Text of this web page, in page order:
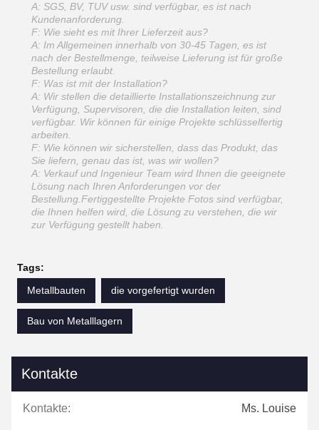
A: SGS, BV, TUV usw. sind verfügbar, es ist nach
Kundenanforderung.
F: Wie sieht es mit Ihrer Lieferzeit aus?
A: Im Allgemeinen innerhalb von 30-45 Tagen, es ist
nach der Bestellmenge, teilweise Lieferung ist für große
Bestellung erlaubt.
F: Was ist mit der Installation?
A: Wir stellen die detaillierte Installationszeichnung zur
Verfügung, Supervisoren, die die Installation leiten, sind
verfügbar. Wir können für einige Projekte schlüsselfertig
arbeiten.
F: Wie können wir sicherstellen, dass das Produkt, das
Sie liefern, genau das ist, was wir wollen?
A: Verkauf und Ingenieur Team wird Ihnen die geeignete
Lösung nach Ihren Anforderungen vor der
Bestellung.Fertiggestellte Projekte Fotos sind verfügbar,
die Ihnen helfen wird, die Lösung zu verstehen, die wir
zur Verfügung gestellt haben.
Tags:
Metallbauten
die vorgefertigt wurden
Bau von Metalllagern
Kontakte
Kontakte: Ms. Louise